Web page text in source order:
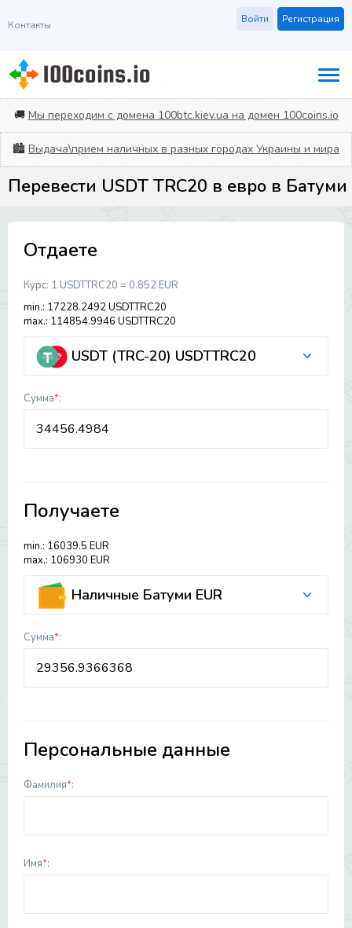
Контакты Регистрация
Войти
🚚 Мы переходим с домена 100btc.kiev.ua на домен 100coins.io
🏙️ Выдача\прием наличных в разных городах Украины и мира
Перевести USDT TRC20 в евро в Батуми
Отдаете
Курс: 1 USDTTRC20 = 0.852 EUR
min.: 17228.2492 USDTTRC20
max.: 114854.9946 USDTTRC20
USDT (TRC-20) USDTTRC20
Сумма*:
Получаете
min.: 16039.5 EUR
max.: 106930 EUR
Наличные Батуми EUR
Сумма*:
Персональные данные
Фамилия*:
Имя*: